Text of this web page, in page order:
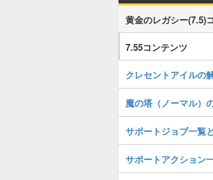
黄金のレガシー(7.5)
7.55コンテンツ
クレセントアイルの
魔の塔（ノーマル）
サポートジョブ一覧
サポートアクション